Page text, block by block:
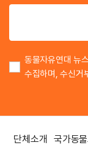
동물자유연대 뉴
수집하며, 수신거
단체소개 국가동